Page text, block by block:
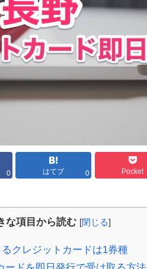
0 はてブ 0 Pocket
な項目から読む [閉じる]
クレジットカードは1券種